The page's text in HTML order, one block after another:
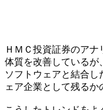
ＨＭＣ投資証券のア
体質を改善しているが
ソフトウェアと結合し
ェア企業として残るか